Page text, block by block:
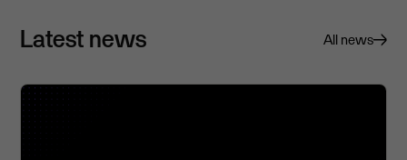
Latest news All news